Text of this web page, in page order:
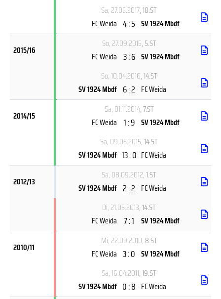
Sa, 27.05.2017, 18.ST
FC Weida 4 : 5 SV 1924 Mbdf
2015/16
So, 27.09.2015, 5.ST
FC Weida 3 : 6 SV 1924 Mbdf
So, 10.04.2016, 14.ST
SV 1924 Mbdf 6 : 2 FC Weida
2014/15
Sa, 01.11.2014, 7.ST
FC Weida 1 : 9 SV 1924 Mbdf
Sa, 09.05.2015, 14.ST
SV 1924 Mbdf 13 : 0 FC Weida
2012/13
Sa, 08.09.2012, 1.ST
SV 1924 Mbdf 2 : 2 FC Weida
Di, 21.05.2013, 14.ST
FC Weida 7 : 1 SV 1924 Mbdf
2010/11
Mi, 22.09.2010, 8.ST
FC Weida 3 : 0 SV 1924 Mbdf
Sa, 16.04.2011, 19.ST
SV 1924 Mbdf 0 : 8 FC Weida